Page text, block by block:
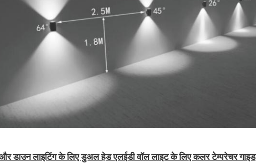
डाउन लाइटिंग के लिए डुअल हेड एलईडी वॉल लाइट के लिए कलर टेम्परेचर गाइड